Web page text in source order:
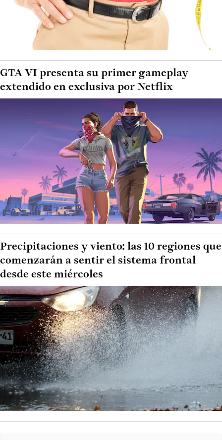
GTA VI presenta su primer gameplay
extendido en exclusiva por Netflix
Precipitaciones y viento: las 10 regiones que
comenzarán a sentir el sistema frontal
desde este miércoles